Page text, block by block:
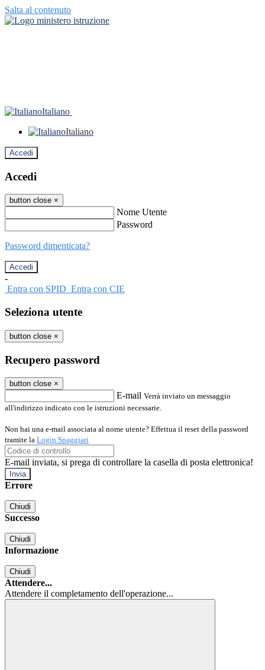
Salta al contenuto
Italiano
Italiano
Accedi
Accedi
button close ×
Nome Utente
Password
Password dimenticata?
-
Entra con SPID Entra con CIE
Seleziona utente
button close ×
Recupero password
button close ×
E-mail Verrà inviato un messaggio
all'indirizzo indicato con le istruzioni necessarie.
Non hai una e-mail associata al nome utente? Effettua il reset della password
tramite la Login Spaggiari
E-mail inviata, si prega di controllare la casella di posta elettronica!
Errore
Chiudi
Successo
Chiudi
Informazione
Chiudi
Attendere...
Attendere il completamento dell'operazione...